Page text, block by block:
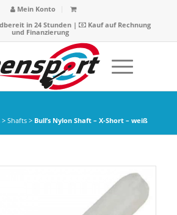
Mein Konto
in 24 Stunden |
Kauf auf Rechnung
und Finanzierung
> Shafts> Bull’s Nylon Shaft – X-Short – weiß